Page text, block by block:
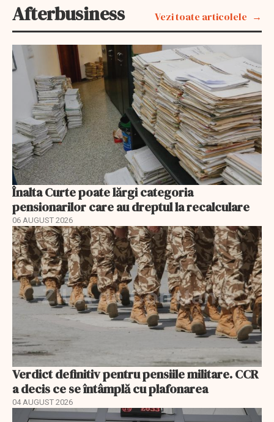
Afterbusiness Vezi toate articolele
Înalta Curte poate lărgi categoria
pensionarilor care au dreptul la recalculare
06 AUGUST 2026
Verdict definitiv pentru pensiile militare. CCR
a decis ce se întâmplă cu plafonarea
04 AUGUST 2026